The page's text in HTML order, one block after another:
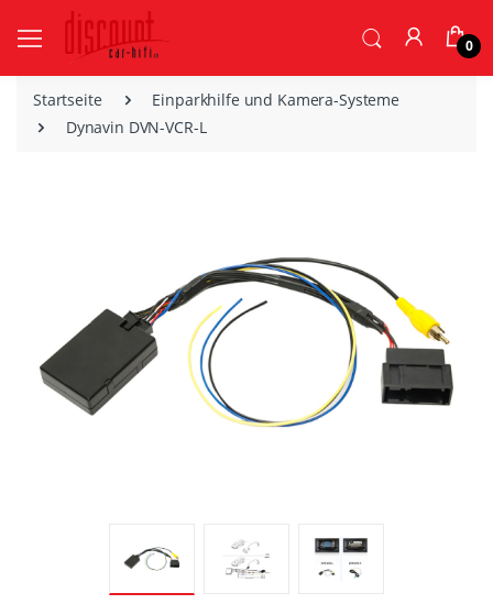
0
Startseite
Einparkhilfe und Kamera-Systeme
Dynavin DVN-VCR-L